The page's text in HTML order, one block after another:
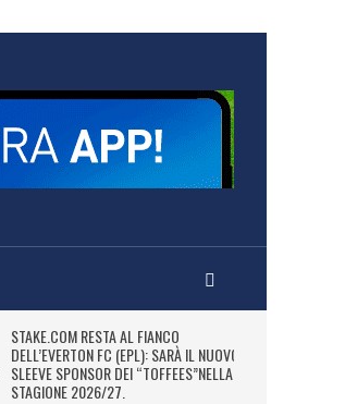
STAKE.COM RESTA AL FIANCO
DELL’EVERTON FC (EPL): SARÀ IL NUOVO
SLEEVE SPONSOR DEI “TOFFEES”NELLA
STAGIONE 2026/27.